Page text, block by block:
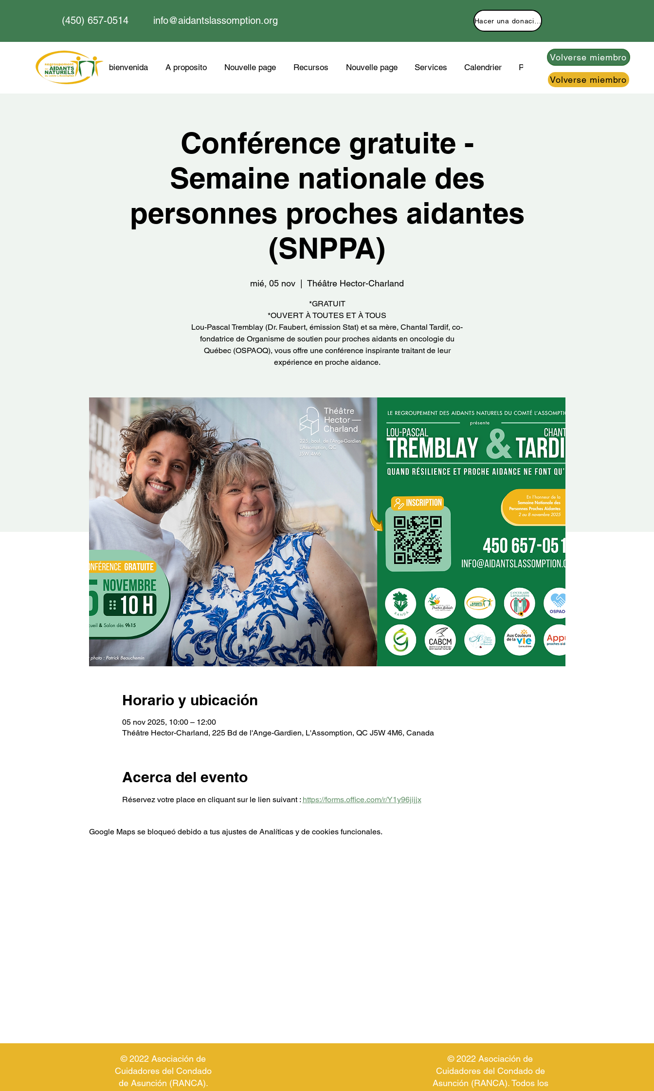
(450) 657-0514 info@aidantslassomption.org Hacer una donación
bienvenida A proposito Nouvelle page Recursos Nouvelle page Services Calendrier Plus
Volverse miembro
Volverse miembro
Conférence gratuite -
Semaine nationale des
personnes proches aidantes
(SNPPA)
mié, 05 nov Théâtre Hector-Charland
*GRATUIT
*OUVERT À TOUTES ET À TOUS
Lou-Pascal Tremblay (Dr. Faubert, émission Stat) et sa mère, Chantal Tardif, co-
fondatrice de Organisme de soutien pour proches aidants en oncologie du
Québec (OSPAOQ), vous offre une conférence inspirante traitant de leur
expérience en proche aidance.
Horario y ubicación
05 nov 2025, 10:00 – 12:00
Théâtre Hector-Charland, 225 Bd de l'Ange-Gardien, L'Assomption, QC J5W 4M6, Canada
Acerca del evento
Réservez votre place en cliquant sur le lien suivant : https://forms.office.com/r/Y1y96jijjx
Google Maps se bloqueó debido a tus ajustes de Analíticas y de cookies funcionales.
© 2022 Asociación de
Cuidadores del Condado
de Asunción (RANCA).
© 2022 Asociación de
Cuidadores del Condado de
Asunción (RANCA). Todos los